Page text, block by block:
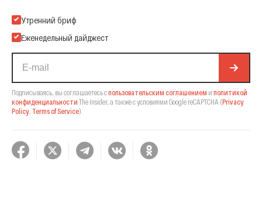
Подпишитесь на нашу Email-рассылку
Утренний бриф
Еженедельный дайджест
Подписываясь, вы соглашаетесь спользовательским соглашением и политикой
конфиденциальности The Insider, а также с условиями Google reCAPTCHA (Privacy
Policy Terms of Service).